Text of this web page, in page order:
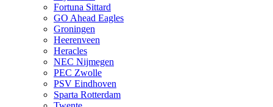
Fortuna Sittard
GO Ahead Eagles
Groningen
Heerenveen
Heracles
NEC Nijmegen
PEC Zwolle
PSV Eindhoven
Sparta Rotterdam